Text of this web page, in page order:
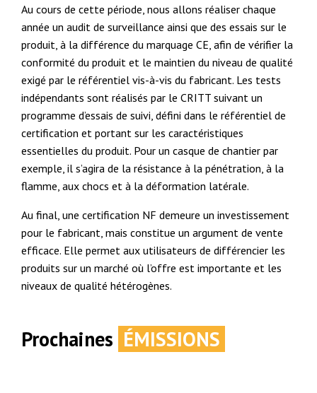
Au cours de cette période, nous allons réaliser chaque
année un audit de surveillance ainsi que des essais sur le
produit, à la différence du marquage CE, afin de vérifier la
conformité du produit et le maintien du niveau de qualité
exigé par le référentiel vis-à-vis du fabricant. Les tests
indépendants sont réalisés par le CRITT suivant un
programme d’essais de suivi, défini dans le référentiel de
certification et portant sur les caractéristiques
essentielles du produit. Pour un casque de chantier par
exemple, il s’agira de la résistance à la pénétration, à la
flamme, aux chocs et à la déformation latérale.
Au final, une certification NF demeure un investissement
pour le fabricant, mais constitue un argument de vente
efficace. Elle permet aux utilisateurs de différencier les
produits sur un marché où l’offre est importante et les
niveaux de qualité hétérogènes.
Prochaines ÉMISSIONS